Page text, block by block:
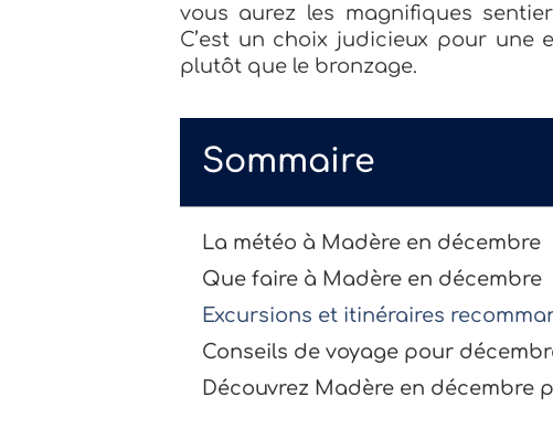
vous aurez les magnifiques
C’est un choix judicieux pour une
plutôt que le bronzage.
Sommaire
La météo à Madère en décembre
Que faire à Madère en décembre
Excursions et itinéraires
Conseils de voyage pour
Découvrez Madère en décembre